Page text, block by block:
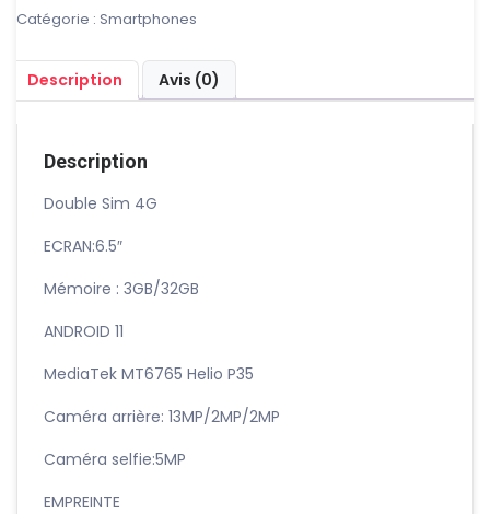
Catégorie : Smartphones
Description Avis (0)
Description
Double Sim 4G
ECRAN:6.5″
Mémoire : 3GB/32GB
ANDROID 11
MediaTek MT6765 Helio P35
Caméra arrière: 13MP/2MP/2MP
Caméra selfie:5MP
EMPREINTE